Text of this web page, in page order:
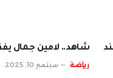
شاهد.. لامين جمال
رياضة سبتمبر 10, 2025